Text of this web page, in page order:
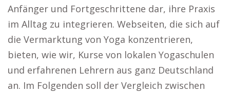
Anfänger und Fortgeschrittene dar, ihre Praxis
im Alltag zu integrieren. Webseiten, die sich auf
die Vermarktung von Yoga konzentrieren,
bieten, wie wir, Kurse von lokalen Yogaschulen
und erfahrenen Lehrern aus ganz Deutschland
an. Im Folgenden soll der Vergleich zwischen